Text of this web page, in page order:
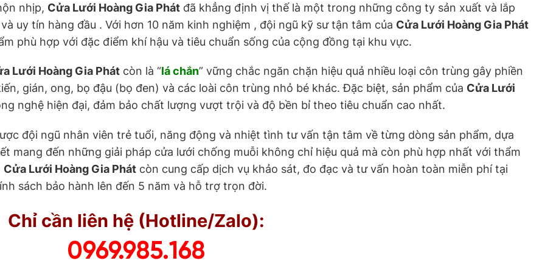
nhịp, Cửa Lưới Hoàng Gia Phát đã khẳng định vị thế là một trong những công ty sản xuất và lắp
uy tín hàng đầu . Với hơn 10 năm kinh nghiệm , đội ngũ kỹ sư tận tâm của Cửa Lưới Hoàng Gia Phát
phù hợp với đặc điểm khí hậu và tiêu chuẩn sống của cộng đồng tại khu vực.
Lưới Hoàng Gia Phát còn là “lá chắn” vững chắc ngăn chặn hiệu quả nhiều loại côn trùng gây phiền
gián, ong, bọ đậu (bọ đen) và các loài côn trùng nhỏ bé khác. Đặc biệt, sản phẩm của Cửa Lưới
nghệ hiện đại, đảm bảo chất lượng vượt trội và độ bền bỉ theo tiêu chuẩn cao nhất.
đội ngũ nhân viên trẻ tuổi, năng động và nhiệt tình tư vấn tận tâm về từng dòng sản phẩm, dựa
mang đến những giải pháp cửa lưới chống muỗi không chỉ hiệu quả mà còn phù hợp nhất với thẩm
Cửa Lưới Hoàng Gia Phát còn cung cấp dịch vụ khảo sát, đo đạc và tư vấn hoàn toàn miễn phí tại
sách bảo hành lên đến 5 năm và hỗ trợ trọn đời.
Chỉ cần liên hệ (Hotline/Zalo):
0969.985.168